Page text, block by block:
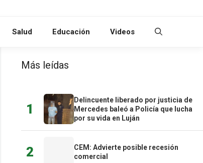
Salud Educación Videos
Más leídas
1
Delincuente liberado por justicia de
Mercedes baleó a Policía que lucha
por su vida en Luján
2
CEM: Advierte posible recesión
comercial